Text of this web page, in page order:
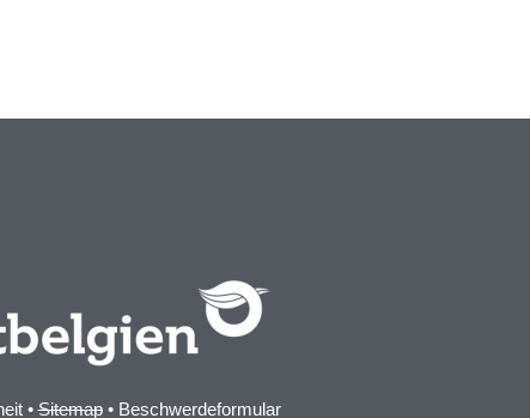
•Sitemap• Beschwerdeformular